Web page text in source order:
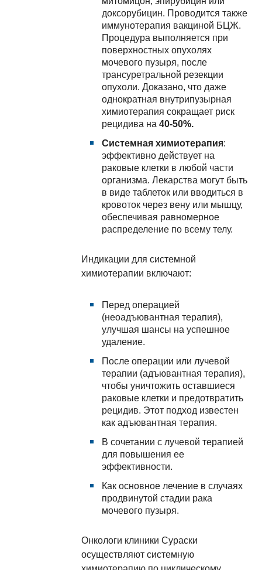
доксорубицин. Проводится также
иммунотерапия вакциной БЦЖ.
Процедура выполняется при
поверхностных опухолях
мочевого пузыря, после
трансуретральной резекции
опухоли. Доказано, что даже
однократная внутрипузырная
химиотерапия сокращает риск
рецидива на40-50%.
Системная химиотерапия:
эффективно действует на
раковые клетки в любой части
организма. Лекарства могут быть
в виде таблеток или вводиться в
кровоток через вену или мышцу,
обеспечивая равномерное
распределение по всему телу.
Индикации для системной
химиотерапии включают:
Перед операцией
(неоадъювантная терапия),
улучшая шансы на успешное
удаление.
После операции или лучевой
терапии (адъювантная терапия),
чтобы уничтожить оставшиеся
раковые клетки и предотвратить
рецидив. Этот подход известен
как адъювантная терапия.
В сочетании с лучевой терапией
для повышения ее
эффективности.
Как основное лечение в случаях
продвинутой стадии рака
мочевого пузыря.
Онкологи клиники Сураски
осуществляют системную